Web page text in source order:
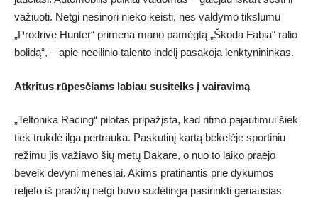
važiuoti. Netgi nesinori nieko keisti, nes valdymo tikslumu
„Prodrive Hunter“ primena mano pamėgtą „Škoda Fabia“ ralio
bolidą“, – apie neeilinio talento indelį pasakoja lenktynininkas.
Atkritus rūpesčiams labiau susitelks į vairavimą
„Teltonika Racing“ pilotas pripažįsta, kad ritmo pajautimui šiek
tiek trukdė ilga pertrauka. Paskutinį kartą bekelėje sportiniu
režimu jis važiavo šių metų Dakare, o nuo to laiko praėjo
beveik devyni mėnesiai. Akims pratinantis prie dykumos
reljefo iš pradžių netgi buvo sudėtinga pasirinkti geriausias